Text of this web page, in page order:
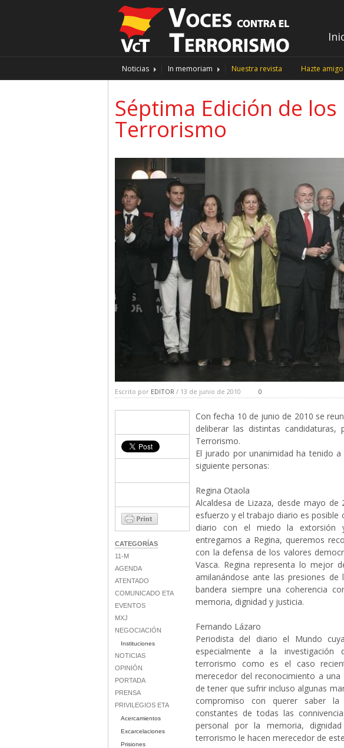
Noticias In memoriam Nuestra revista Hazte amigo
Séptima Edición de
Terrorismo
Escrito por EDITOR / 13 de junio de 2010 0
CATEGORÍAS
11-M
AGENDA
ATENTADO
COMUNICADO ETA
EVENTOS
MXJ
NEGOCIACIÓN
Instituciones
NOTICIAS
OPINIÓN
PORTADA
PRENSA
PRIVILEGIOS ETA
Acercamientos
Excarcelaciones
Prisiones
Con fecha 10 de junio de 2010 se
deliberar las distintas
Terrorismo.
El jurado por unanimidad ha tenido
siguiente personas:
Regina Otaola
Alcaldesa de Lizaza, desde mayo
esfuerzo y el trabajo diario es posible
diario con el miedo la
entregamos a Regina, queremos
con la defensa de los valores
Vasca. Regina representa lo mejor
amilanándose ante las presiones
bandera siempre una coherencia
memoria, dignidad y justicia.
Fernando Lázaro
Periodista del diario el Mundo
especialmente a la
terrorismo como es el caso
merecedor del reconocimiento a
de tener que sufrir incluso algunas
compromiso con querer saber
constantes de todas las
personal por la memoria,
terrorismo le hacen merecedor de